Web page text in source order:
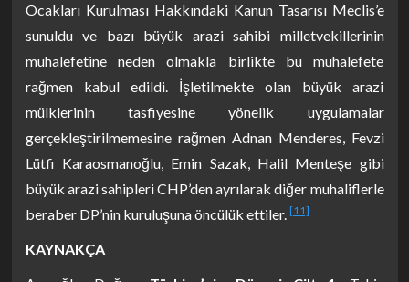
Ocakları Kurulması Hakkındaki Kanun Tasarısı Meclis’e
sunuldu ve bazı büyük arazi sahibi milletvekillerinin
muhalefetine neden olmakla birlikte bu muhalefete
rağmen kabul edildi. İşletilmekte olan büyük arazi
mülklerinin tasfiyesine yönelik uygulamalar
gerçekleştirilmemesine rağmen Adnan Menderes, Fevzi
Lütfi Karaosmanoğlu, Emin Sazak, Halil Menteşe gibi
büyük arazi sahipleri CHP’den ayrılarak diğer muhaliflerle
beraber DP’nin kuruluşuna öncülük ettiler. [11]
KAYNAKÇA